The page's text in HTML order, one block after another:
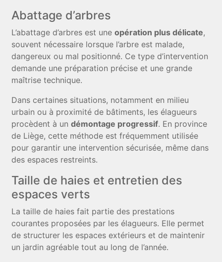
Abattage d’arbres
L’abattage d’arbres est uneopération plus délicate,
souvent nécessaire lorsque l’arbre est malade,
dangereux ou mal positionné. Ce type d’intervention
demande une préparation précise et une grande
maîtrise technique.
Dans certaines situations, notamment en milieu
urbain ou à proximité de bâtiments, les élagueurs
procèdent à undémontage progressif. En province
de Liège, cette méthode est fréquemment utilisée
pour garantir une intervention sécurisée, même dans
des espaces restreints.
Taille de haies et entretien des
espaces verts
La taille de haies fait partie des prestations
courantes proposées par les élagueurs. Elle permet
de structurer les espaces extérieurs et de maintenir
un jardin agréable tout au long de l’année.